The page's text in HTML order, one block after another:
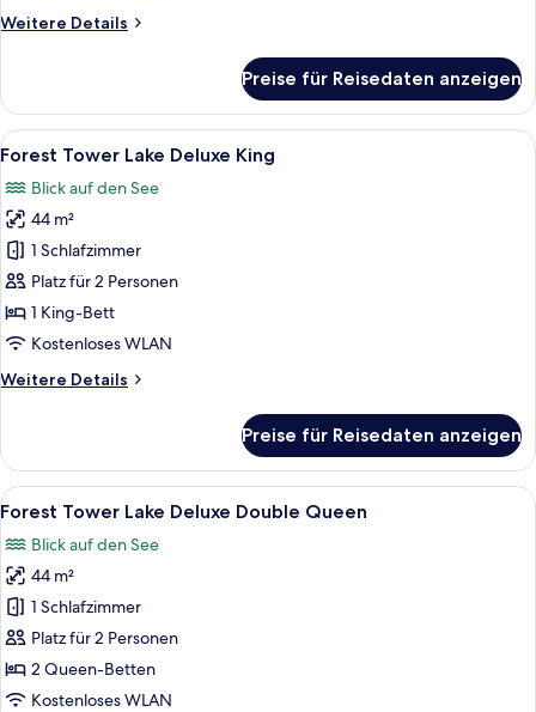
Club
anzeigen
Weitere Details
Weitere
Tower
Lake
Deluxe
Queen
Preise für Reisedaten anzeigen
Alle
Fotos
für
Forest
Tower
Lake
Deluxe
King
Ein Hotelzimmer mit einem großen
5
Forest Tower Lake Deluxe King
Blick auf den See
44 m²
1 Schlafzimmer
Platz für 2 Personen
1 King-Bett
Kostenloses WLAN
Weitere Details
Weitere
Tower
Lake
Deluxe
Preise für Reisedaten anzeigen
Alle
Fotos
für
Forest
Tower
Lake
Deluxe
Double
Ein Hotelzimmer mit zwei Betten,
5
Forest Tower Lake Deluxe Double Queen
Blick auf den See
44 m²
1 Schlafzimmer
Platz für 2 Personen
2 Queen-Betten
Kostenloses WLAN